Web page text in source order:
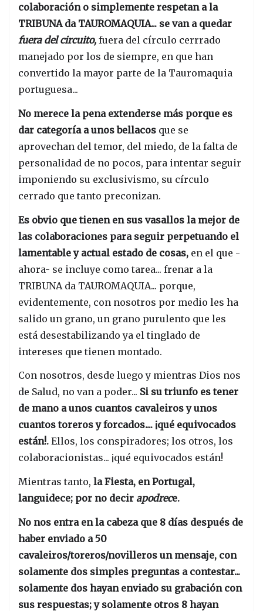
colaboración o simplemente respetan a la
TRIBUNA da TAUROMAQUIA... se van a quedar
fuera del circuito, fuera del círculo cerrrado
manejado por los de siempre, en que han
convertido la mayor parte de la Tauromaquia
portuguesa...
No merece la pena extenderse más porque es
dar categoría a unos bellacos que se
aprovechan del temor, del miedo, de la falta de
personalidad de no pocos, para intentar seguir
imponiendo su exclusivismo, su círculo
cerrado que tanto preconizan.
Es obvio que tienen en sus vasallos la mejor de
las colaboraciones para seguir perpetuando el
lamentable y actual estado de cosas, en el que -
ahora- se incluye como tarea... frenar a la
TRIBUNA da TAUROMAQUIA... porque,
evidentemente, con nosotros por medio les ha
salido un grano, un grano purulento que les
está desestabilizando ya el tinglado de
intereses que tienen montado.
Con nosotros, desde luego y mientras Dios nos
de Salud, no van a poder... Si su triunfo es tener
de mano a unos cuantos cavaleiros y unos
cuantos toreros y forcados.... ¡qué equivocados
están!. Ellos, los conspiradores; los otros, los
colaboracionistas... ¡qué equivocados están!
Mientras tanto, la Fiesta, en Portugal,
languidece; por no decir apodrece.
No nos entra en la cabeza que 8 días después de
haber enviado a 50
cavaleiros/toreros/novilleros un mensaje, con
solamente dos simples preguntas a contestar...
solamente dos hayan enviado su grabación con
sus respuestas; y solamente otros 8 hayan